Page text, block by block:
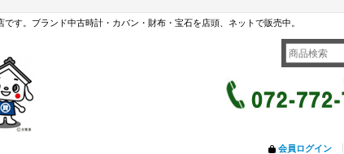
す。ブランド中古時計・カバン・財布・宝石を店頭、ネットで販売中。
会員ログイン